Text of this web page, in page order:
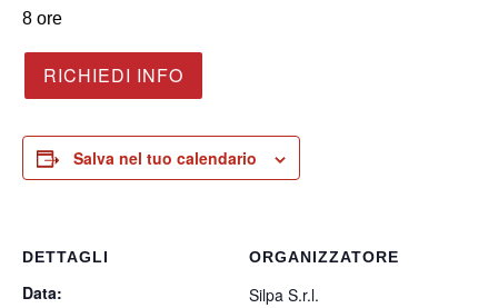
8 ore
RICHIEDI INFO
Salva nel tuo calendario
DETTAGLI
Data:
ORGANIZZATORE
Silpa S.r.l.